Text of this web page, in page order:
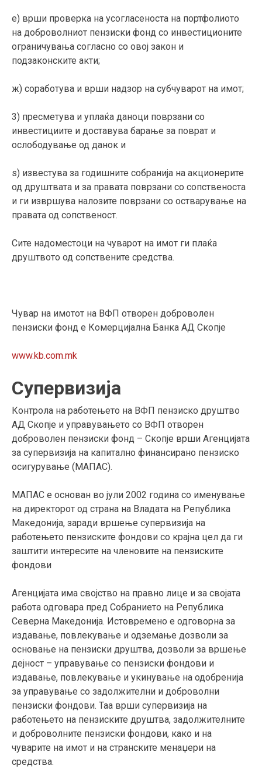
е) врши проверка на усогласеноста на портфолиото
на доброволниот пензиски фонд со инвестиционите
ограничувања согласно со овој закон и
подзаконските акти;
ж) соработува и врши надзор на субчуварот на имот;
3) пресметува и уплаќа даноци поврзани со
инвестициите и доставува барање за поврат и
ослободување од данок и
ѕ) известува за годишните собранија на акционерите
од друштвата и за правата поврзани со сопственоста
и ги извршува налозите поврзани со остварување на
правата од сопственост.
Сите надоместоци на чуварот на имот ги плаќа
друштвото од сопствените средства.
Чувар на имотот на ВФП отворен доброволен
пензиски фонд е Комерцијална Банка АД Скопје
www.kb.com.mk
Супервизија
Контрола на работењето на ВФП пензиско друштво
АД Скопје и управувањето со ВФП отворен
доброволен пензиски фонд – Скопје врши Агенцијата
за супервизија на капитално финансирано пензиско
осигурување (МАПАС).
МАПАС е основан во јули 2002 година со именување
на директорот од страна на Владата на Република
Македонија, заради вршење супервизија на
работењето пензиските фондови со крајна цел да ги
заштити интересите на членовите на пензиските
фондови
Агенцијата има својство на правно лице и за својата
работа одговара пред Собранието на Република
Северна Македонија. Истовремено е одговорна за
издавање, повлекување и одземање дозволи за
основање на пензиски друштва, дозволи за вршење
дејност – управување со пензиски фондови и
издавање, повлекување и укинување на одобренија
за управување со задолжителни и доброволни
пензиски фондови. Таа врши супервизија на
работењето на пензиските друштва, задолжителните
и доброволните пензиски фондови, како и на
чуварите на имот и на странските менаџери на
средства.